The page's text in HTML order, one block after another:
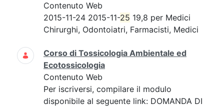
Contenuto Web
2015-11-24 2015-11-25 19,8 per Medici
Chirurghi, Odontoiatri, Farmacisti, Medici
Corso di Tossicologia Ambientale ed
Ecotossicologia
Contenuto Web
Per iscriversi, compilare il modulo
disponibile al seguente link: DOMANDA DI